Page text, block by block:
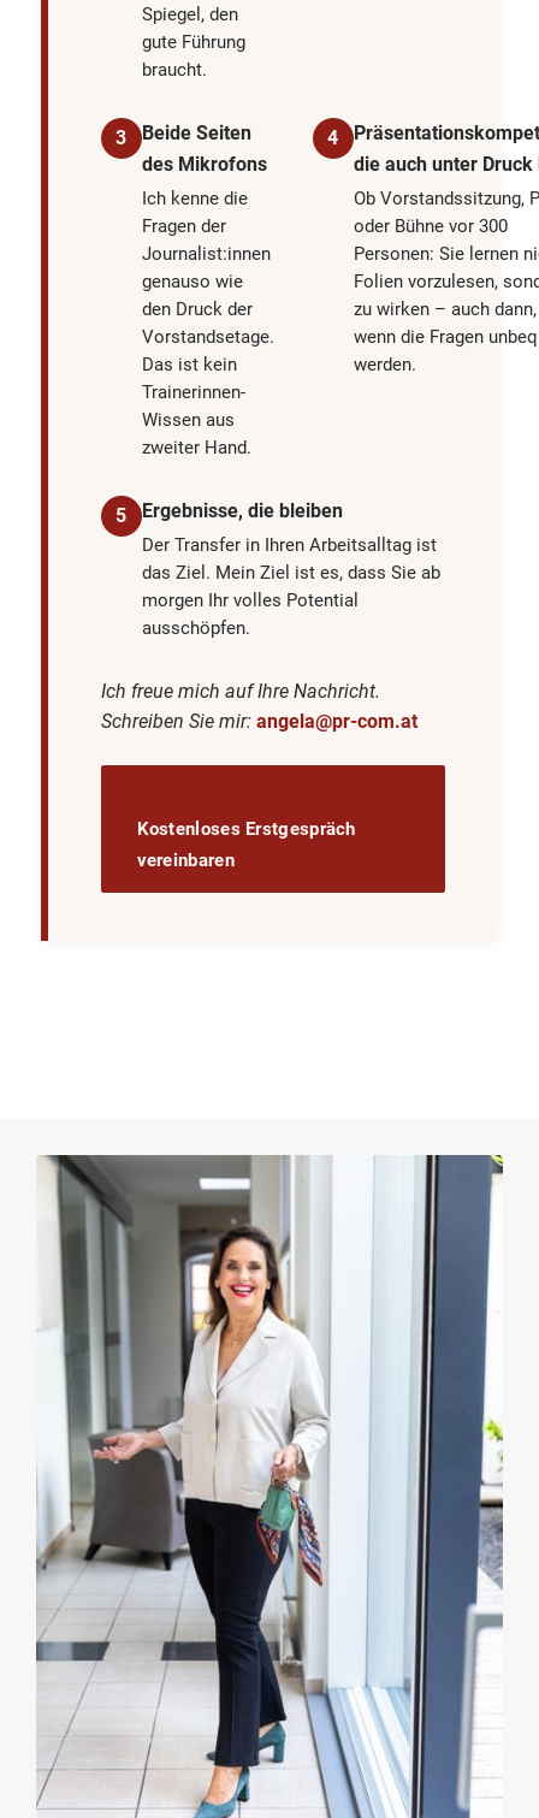
Spiegel, den
gute Führung
braucht.
3
Beide Seiten
des Mikrofons
Ich kenne die
Fragen der
Journalist:innen
genauso wie
den Druck der
Vorstandsetage.
Das ist kein
Trainerinnen-
Wissen aus
zweiter Hand.
4
die auch unter Druck
Ob Vorstandssitzung,
oder Bühne vor 300
Personen: Sie lernen
Folien vorzulesen,
zu wirken – auch dann,
wenn die Fragen
werden.
5 Ergebnisse, die bleiben
Der Transfer in Ihren Arbeitsalltag ist
das Ziel. Mein Ziel ist es, dass Sie ab
morgen Ihr volles Potential
ausschöpfen.
Ich freue mich auf Ihre Nachricht.
Schreiben Sie mir: angela@pr-com.at
Kostenloses Erstgespräch
vereinbaren